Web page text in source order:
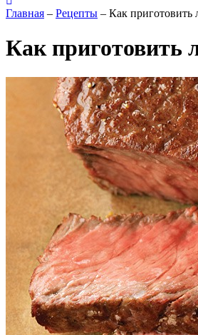
Главная – Рецепты – Как
Как приготовить